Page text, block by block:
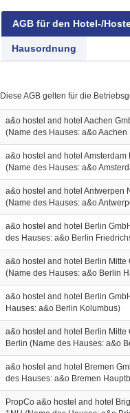
AGB für den Hotel-/
Hausordnung
Diese AGB gelten für die
a&o hostel and hotel Aachen
(Name des Hauses: a&o
a&o hostel and hotel
(Name des Hauses: a&o
a&o hostel and hotel Antwerpen
(Name des Hauses: a&o
a&o hostel and hotel Berlin
des Hauses: a&o Berlin
a&o hostel and hotel Berlin Mitte
(Name des Hauses: a&o Berlin
a&o hostel and hotel Berlin
Hauses: a&o Berlin Kolumbus)
a&o hostel and hotel Berlin Mitte
Berlin (Name des Hauses: a&o
a&o hostel and hotel Bremen
des Hauses: a&o Bremen
PropCo a&o hostel and hotel